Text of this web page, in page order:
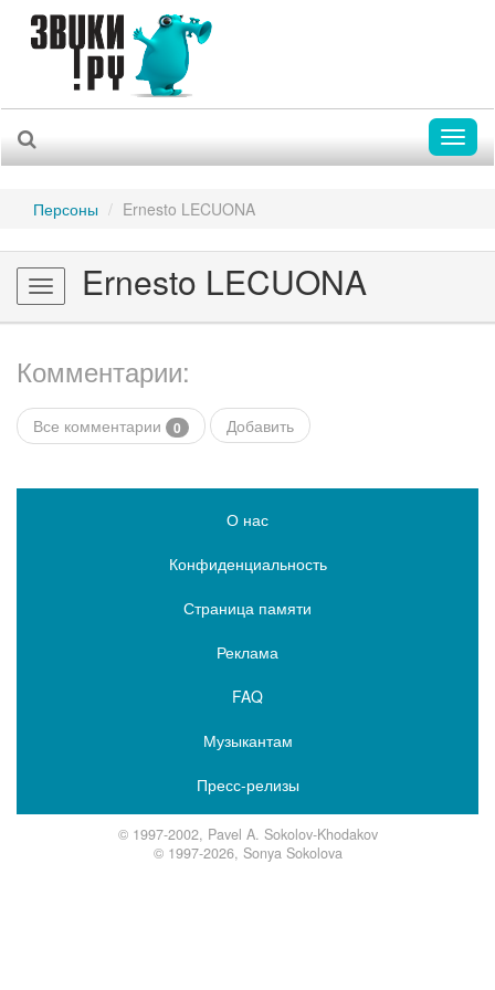
Персоны Ernesto LECUONA
Toggle
navigation
Ernesto LECUONA
Комментарии:
Все комментарии 0 Добавить
О нас
Конфиденциальность
Страница памяти
Реклама
FAQ
Музыкантам
Пресс-релизы
© 1997-2002, Pavel A. Sokolov-Khodakov
© 1997-2026, Sonya Sokolova